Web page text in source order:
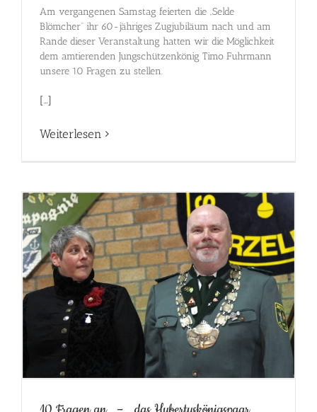
Am vergangenen Samstag feierten die „Selde
Blömcher“ ihr 60-jähriges Zugjubiläum nach und am
Rande dieser Veranstaltung hatten wir die Möglichkeit
dem amtierenden Jungschützenkönig Timo Fuhrmann
unsere 10 Fragen zu stellen.
[…]
Weiterlesen